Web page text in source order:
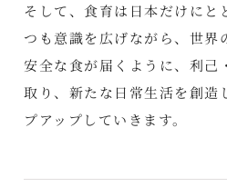
そして、食育は日本だけにと
つも意識を広げながら、世界
安全な食が届くように、利己
取り、新たな日常生活を創造
プアップしていきます。